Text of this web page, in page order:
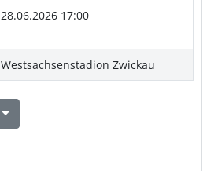
28.06.2026 17:00
Westsachsenstadion Zwickau